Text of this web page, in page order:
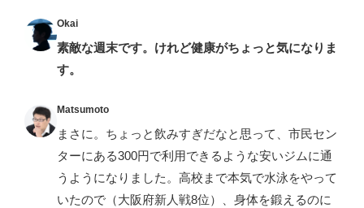
Okai
素敵な週末です。けれど健康がちょっと気になりま
す。
Matsumoto
まさに。ちょっと飲みすぎだなと思って、市民セン
ターにある300円で利用できるような安いジムに通
うようになりました。高校まで本気で水泳をやって
いたので（大阪府新人戦8位）、身体を鍛えるのに